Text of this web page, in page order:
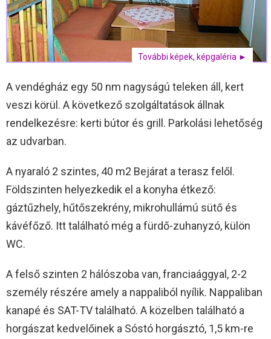
További képek, képgaléria ►
A vendégház egy 50 nm nagyságú teleken áll, kert
veszi körül. A következő szolgáltatások állnak
rendelkezésre: kerti bútor és grill. Parkolási lehetőség
az udvarban.
A nyaraló 2 szintes, 40 m2 Bejárat a terasz felől.
Földszinten helyezkedik el a konyha étkező:
gáztűzhely, hűtőszekrény, mikrohullámú sütő és
kávéfőző. Itt található még a fürdő-zuhanyzó, külön
WC.
A felső szinten 2 hálószoba van, franciaággyal, 2-2
személy részére amely a nappaliból nyílik. Nappaliban
kanapé és SAT-TV található. A közelben található a
horgászat kedvelőinek a Sóstó horgásztó, 1,5 km-re